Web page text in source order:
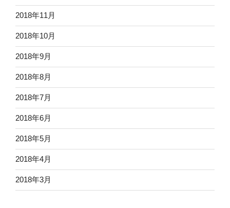
2018年11月
2018年10月
2018年9月
2018年8月
2018年7月
2018年6月
2018年5月
2018年4月
2018年3月